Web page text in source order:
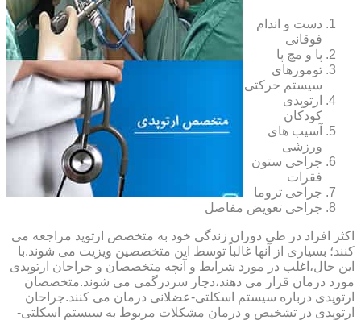
دست و اندام
فوقانی
پا و مچ پا
تومورهای
سیستم حرکتی
ارتوپدی
کودکان
آسیب های
ورزشی
جراحی ستون
فقرات
جراحی تروما
جراحی تعویض مفاصل
اکثر افراد در طی دوران زندگی خود به متخصص ارتوپد مراجعه می
کنند؛ بسیاری از آنها غالباً توسط این متخصصین ویزیت می شوند.با
این حال،اغلب در مورد شرایط و آنچه متخصصان و جراحان ارتوپدی
مورد درمان قرار می دهند،دچار سردرگمی می شوند.متخصصان
ارتوپدی درباره سیستم اسکلتی-عضلانی درمان می کنند.جراحان
ارتوپدی در تشخیص و درمان مشکلات مربوط به سیستم اسکلتی-